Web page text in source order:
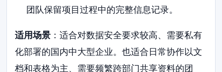
团队保留项目过程中的完整信息记录。
适用场景 ：适合对数据安全要求较高、需要私有
化部署的国内中大型企业。也适合日常协作以文
档和表格为主、需要频繁跨部门共享资料的团